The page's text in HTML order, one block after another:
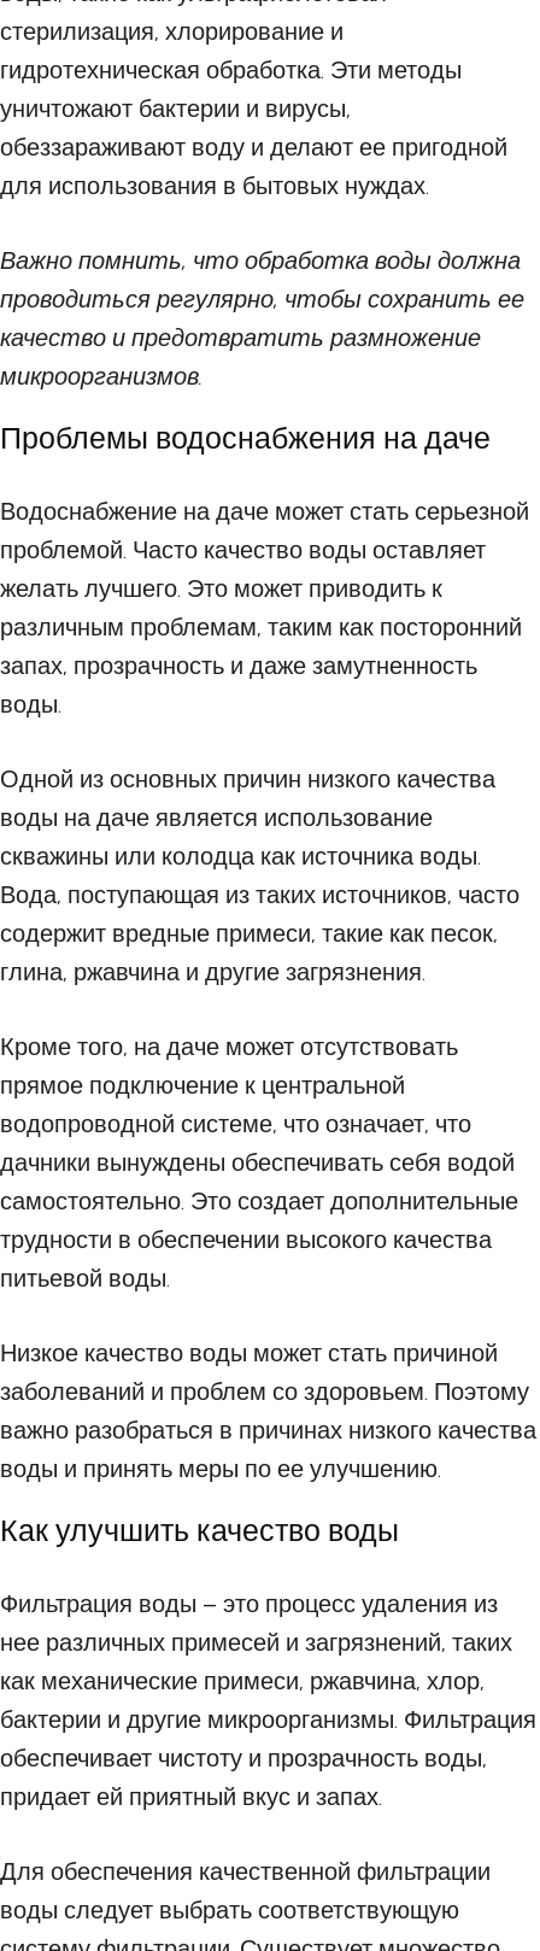
стерилизация, хлорирование и
гидротехническая обработка. Эти методы
уничтожают бактерии и вирусы,
обеззараживают воду и делают ее пригодной
для использования в бытовых нуждах.
Важно помнить, что обработка воды должна
проводиться регулярно, чтобы сохранить ее
качество и предотвратить размножение
микроорганизмов.
Проблемы водоснабжения на даче
Водоснабжение на даче может стать серьезной
проблемой. Часто качество воды оставляет
желать лучшего. Это может приводить к
различным проблемам, таким как посторонний
запах, прозрачность и даже замутненность
воды.
Одной из основных причин низкого качества
воды на даче является использование
скважины или колодца как источника воды.
Вода, поступающая из таких источников, часто
содержит вредные примеси, такие как песок,
глина, ржавчина и другие загрязнения.
Кроме того, на даче может отсутствовать
прямое подключение к центральной
водопроводной системе, что означает, что
дачники вынуждены обеспечивать себя водой
самостоятельно. Это создает дополнительные
трудности в обеспечении высокого качества
питьевой воды.
Низкое качество воды может стать причиной
заболеваний и проблем со здоровьем. Поэтому
важно разобраться в причинах низкого качества
воды и принять меры по ее улучшению.
Как улучшить качество воды
Фильтрация воды – это процесс удаления из
нее различных примесей и загрязнений, таких
как механические примеси, ржавчина, хлор,
бактерии и другие микроорганизмы. Фильтрация
обеспечивает чистоту и прозрачность воды,
придает ей приятный вкус и запах.
Для обеспечения качественной фильтрации
воды следует выбрать соответствующую